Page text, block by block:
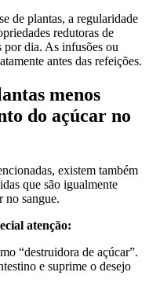
de plantas, a regularidade
redutoras de
por dia. As infusões ou
antes das refeições.
menos
do açúcar no
existem também
que são igualmente
no sangue.
atenção:
“destruidora de açúcar”.
e suprime o desejo